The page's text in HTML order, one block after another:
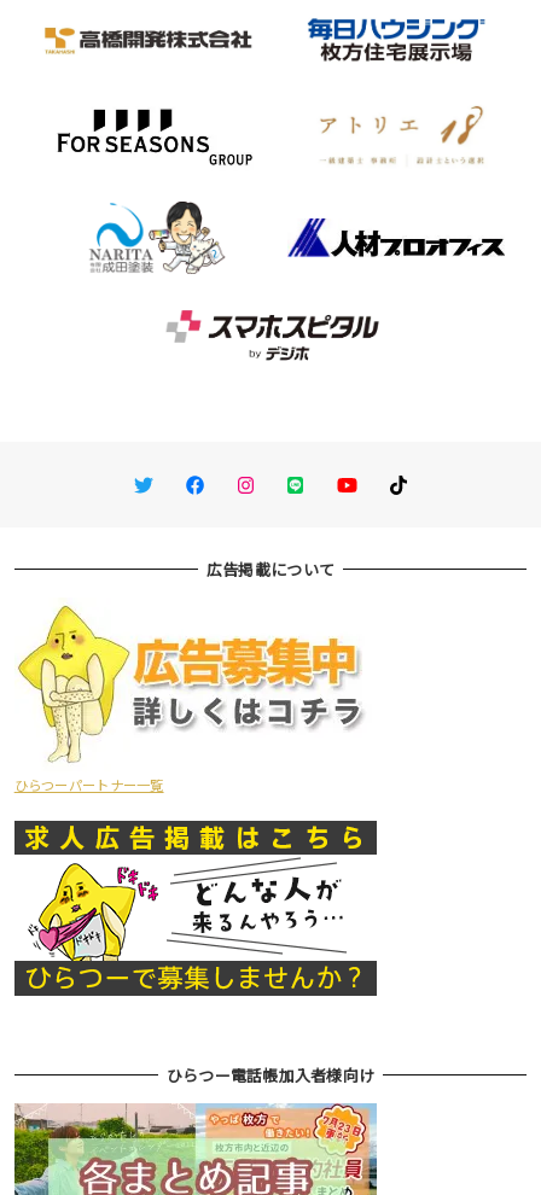
TwitterFacebookInstagram
LINE You TubeTikTok
広告掲載について
ひらつーパートナー一覧
ひらつー電話帳加入者様向け